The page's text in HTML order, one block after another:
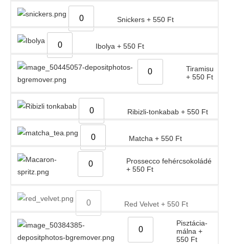
Snickers + 550 Ft
Ibolya + 550 Ft
Tiramisu
+ 550 Ft
Ribizli-tonkabab + 550 Ft
Matcha + 550 Ft
Prossecco fehércsokoládé
+550 Ft
Red Velvet + 550 Ft
Pisztácia-
málna +
550 Ft